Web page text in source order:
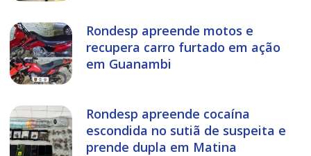
Rondesp apreende motos e
recupera carro furtado em ação
em Guanambi
Rondesp apreende cocaína
escondida no sutiã de suspeita e
prende dupla em Matina